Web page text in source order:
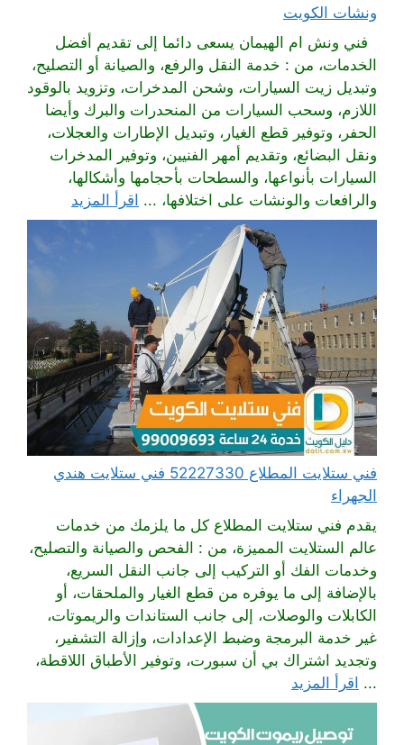
ونشات الكويت
فني ونش ام الهيمان يسعى دائما إلى تقديم أفضل
الخدمات، من : خدمة النقل والرفع، والصيانة أو التصليح،
وتبديل زيت السيارات، وشحن المدخرات، وتزويد بالوقود
اللازم، وسحب السيارات من المنحدرات والبرك وأيضا
الحفر، وتوفير قطع الغيار، وتبديل الإطارات والعجلات،
ونقل البضائع، وتقديم أمهر الفنيين، وتوفير المدخرات
السيارات بأنواعها، والسطحات بأحجامها وأشكالها،
والرافعات والونشات على اختلافها، ... اقرأ المزيد
فني ستلايت المطلاع 52227330 فني ستلايت هندي
الجهراء
يقدم فني ستلايت المطلاع كل ما يلزمك من خدمات
عالم الستلايت المميزة، من : الفحص والصيانة والتصليح،
وخدمات الفك أو التركيب إلى جانب النقل السريع،
بالإضافة إلى ما يوفره من قطع الغيار والملحقات، أو
الكابلات والوصلات، إلى جانب الستاندات والريموتات،
غير خدمة البرمجة وضبط الإعدادات، وإزالة التشفير،
وتجديد اشتراك بي أن سبورت، وتوفير الأطباق اللاقطة،
... اقرأ المزيد